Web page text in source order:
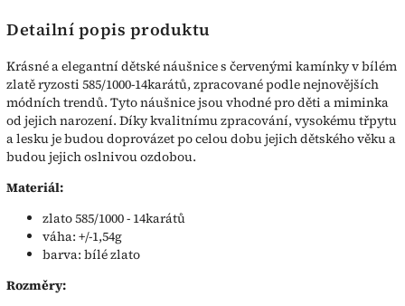
Detailní popis produktu
Krásné a elegantní dětské náušnice s červenými kamínky v bílém
zlatě ryzosti 585/1000-14karátů, zpracované podle nejnovějších
módních trendů. Tyto náušnice jsou vhodné pro děti a miminka
od jejich narození. Díky kvalitnímu zpracování, vysokému třpytu
a lesku je budou doprovázet po celou dobu jejich dětského věku a
budou jejich oslnivou ozdobou.
Materiál:
zlato 585/1000 - 14karátů
váha: +/-1,54g
barva: bílé zlato
Rozměry: